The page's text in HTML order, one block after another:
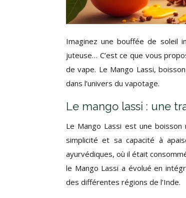
Imaginez une bouffée de soleil
juteuse… C’est ce que vous
de vape. Le Mango Lassi,
dans l’univers du vapotage.
Le mango lassi : une
Le Mango Lassi est une boisson
simplicité et sa capacité à
ayurvédiques, où il était
le Mango Lassi a évolué en
des différentes régions de l’Inde.